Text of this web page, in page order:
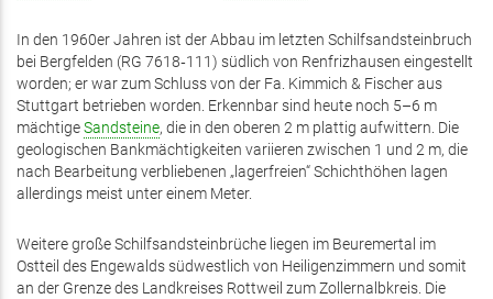
In den 1960er Jahren ist der Abbau im letzten Schilfsandsteinbruch
bei Bergfelden (RG 7618‑111) südlich von Renfrizhausen eingestellt
worden; er war zum Schluss von der Fa. Kimmich & Fischer aus
Stuttgart betrieben worden. Erkennbar sind heute noch 5–6 m
mächtigeSandsteine, die in den oberen 2 m plattig aufwittern. Die
geologischen Bankmächtigkeiten variieren zwischen 1 und 2 m, die
nach Bearbeitung verbliebenen „lagerfreien“ Schichthöhen lagen
allerdings meist unter einem Meter.
Weitere große Schilfsandsteinbrüche liegen im Beuremertal im
Ostteil des Engewalds südwestlich von Heiligenzimmern und somit
an der Grenze des Landkreises Rottweil zum Zollernalbkreis. Die